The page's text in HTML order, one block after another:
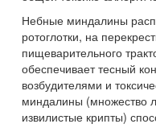
Небные миндалины
ротоглотки, на
пищеварительного
обеспечивает тесный
возбудителями и
миндалины (множество
извилистые крипты)